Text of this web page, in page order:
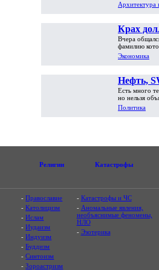
Архитектура
Крах
пути
Вчера
фамилию
Экономика
Нефть,
Есть много
но нельзя
Политика
Религии Катастрофы
-Православие
-Католицизм
-Ислам
-Иудаизм
-Индуизм
-Буддизм
-Синтоизм
-Зороастризм
- Катастрофы и ЧС
- Аномальные явления,
необъяснимые феномены,
НЛО
- Эзотерика